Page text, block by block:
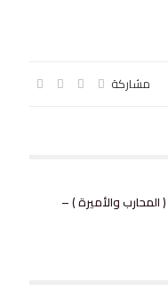
مشاركة
والأميرة ) –